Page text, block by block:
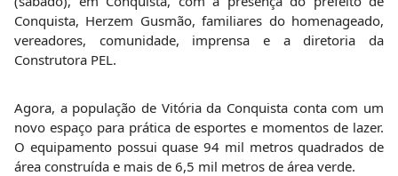
Conquista, Herzem Gusmão, familiares do homenageado,
vereadores, comunidade, imprensa e a diretoria da
Construtora PEL.
Agora, a população de Vitória da Conquista conta com um
novo espaço para prática de esportes e momentos de lazer.
O equipamento possui quase 94 mil metros quadrados de
área construída e mais de 6,5 mil metros de área verde.